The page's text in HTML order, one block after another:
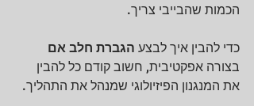
הכמות שהבייבי צריך.
כדי להבין איך לבצע הגברת חלב אם
בצורה אפקטיבית, חשוב קודם כל להבין
את המנגנון הפיזיולוגי שמנהל את התהליך.